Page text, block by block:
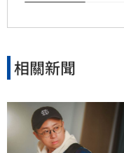
相關新聞